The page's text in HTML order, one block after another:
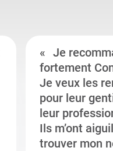
Je
fortement
Je veux les
pour leur
leur
Ils m’ont
trouver mon